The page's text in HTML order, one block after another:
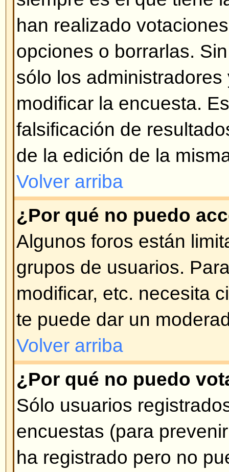
Volver arriba
¿Qué son los Temas
Los Temas Permanentes
Anuncios en la vista del Foro y
página. Usualmente son de
temas que deben permanecer
igual que con los Anuncios, el
quien puede ingresar Temas
Volver arriba
¿Qué son los Temas
Los Temas Bloqueados son
por el administrador o
mensajes ni respuestas ni votar
Tema Bloqueado. Las
Bloqueado son
Volver arriba
¿Qué son los
Los Administradores son gente
alto nivel de control sobre el
controlar la manera en que
sus aspectos, incluyendo